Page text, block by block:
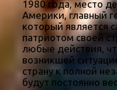
1980 года, место
Америки, главный
который является
патриотом своей
любые действия,
возникшей
страну к полной
будут постоянно